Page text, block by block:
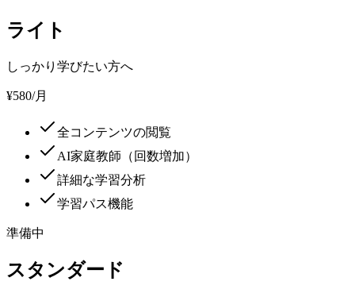
ライト
しっかり学びたい方へ
¥580/月
全コンテンツの閲覧
AI家庭教師（回数増加）
詳細な学習分析
学習パス機能
準備中
スタンダード